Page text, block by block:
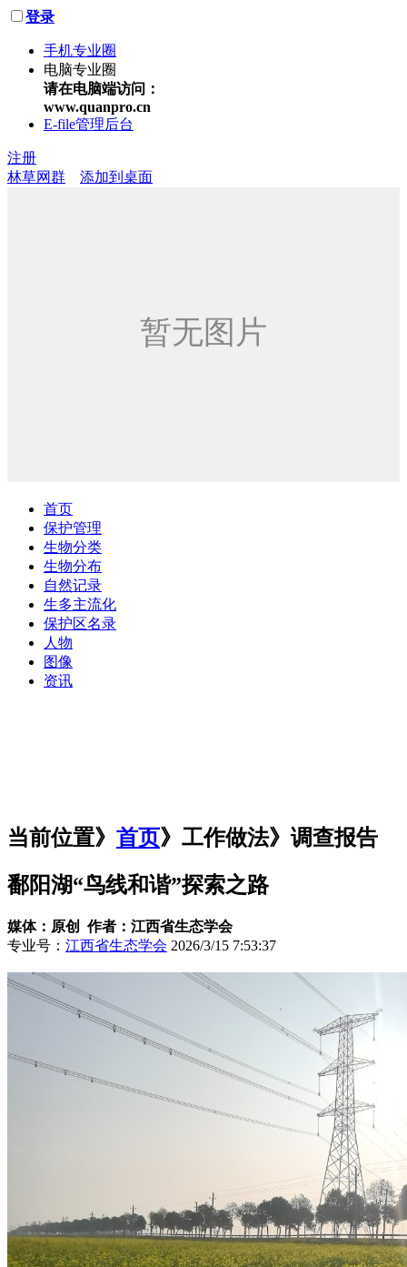
登录
手机专业圈
电脑专业圈
请在电脑端访问：
www.quanpro.cn
E-file管理后台
注册
林草网群
添加到桌面
首页
保护管理
生物分类
生物分布
自然记录
生多主流化
保护区名录
人物
图像
资讯
当前位置》 首页》 工作做法》调查报告
鄱阳湖“鸟线和谐”探索之路
媒体：原创 作者：江西省生态学会
专业号： 江西省生态学会 2026/3/15 7:53:37